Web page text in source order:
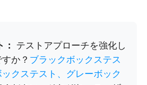
テストアプローチを強化し
か？ ブラックボックステス
ックステスト、グレーボック